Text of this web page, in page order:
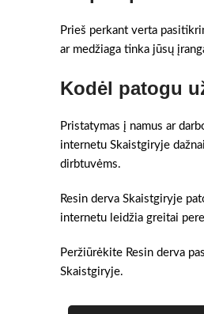
Prieš perkant verta
ar medžiaga tinka jūsų
Kodėl patogu
Pristatymas į namus ar
internetu Skaistgiryje
dirbtuvėms.
Resin derva Skaistgiryje
internetu leidžia greitai
Peržiūrėkite Resin derva
Skaistgiryje.